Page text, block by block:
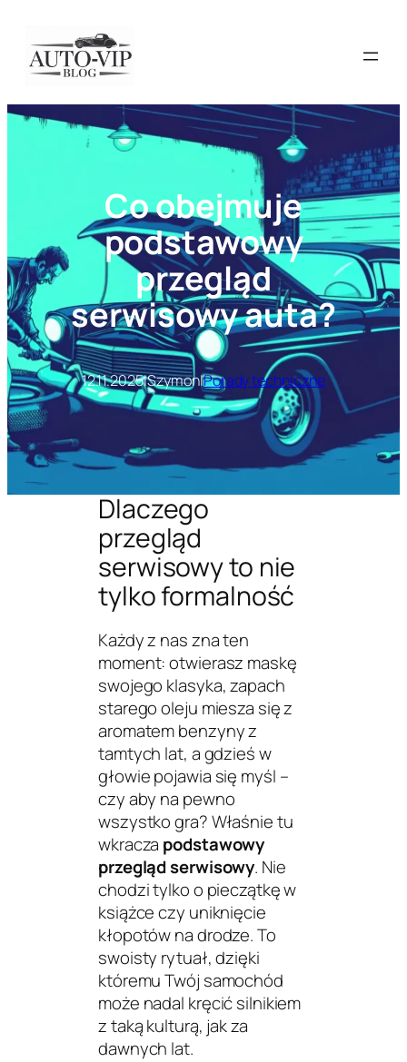
treści
Co obejmuje
podstawowy
przegląd
serwisowy auta?
12.11.2025|Szymon|Porady techniczne
Dlaczego
przegląd
serwisowy to nie
tylko formalność
Każdy z nas zna ten
moment: otwierasz maskę
swojego klasyka, zapach
starego oleju miesza się z
aromatem benzyny z
tamtych lat, a gdzieś w
głowie pojawia się myśl –
czy aby na pewno
wszystko gra?Właśnie tu
wkracza podstawowy
przegląd serwisowy. Nie
chodzi tylko o pieczątkę w
książce czy uniknięcie
kłopotów na drodze. To
swoisty rytuał, dzięki
któremu Twój samochód
może nadal kręcić silnikiem
z taką kulturą, jak za
dawnych lat.